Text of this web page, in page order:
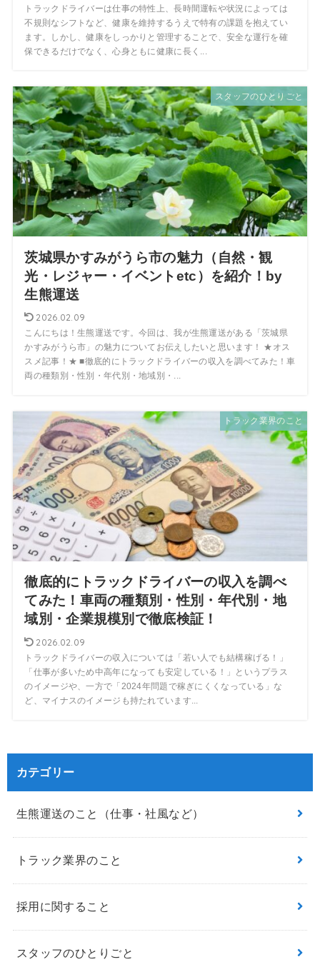
トラックドライバーは仕事の特性上、長時間運転や状況によっては
不規則なシフトなど、健康を維持するうえで特有の課題を抱えてい
ます。しかし、健康をしっかりと管理することで、安全な運行を確
保できるだけでなく、心身ともに健康に長く...
スタッフのひとりごと
茨城県かすみがうら市の魅力（自然・観
光・レジャー・イベントetc）を紹介！by
生熊運送
2026.02.09
こんにちは！生熊運送です。今回は、我が生熊運送がある「茨城県
かすみがうら市」の魅力についてお伝えしたいと思います！ ★オス
スメ記事！★ ■徹底的にトラックドライバーの収入を調べてみた！車
両の種類別・性別・年代別・地域別・...
トラック業界のこと
徹底的にトラックドライバーの収入を調べ
てみた！車両の種類別・性別・年代別・地
域別・企業規模別で徹底検証！
2026.02.09
トラックドライバーの収入については「若い人でも結構稼げる！」
「仕事が多いため中高年になっても安定している！」というプラス
のイメージや、一方で「2024年問題で稼ぎにくくなっている」な
ど、マイナスのイメージも持たれています...
カテゴリー
生熊運送のこと（仕事・社風など）
トラック業界のこと
採用に関すること
スタッフのひとりごと